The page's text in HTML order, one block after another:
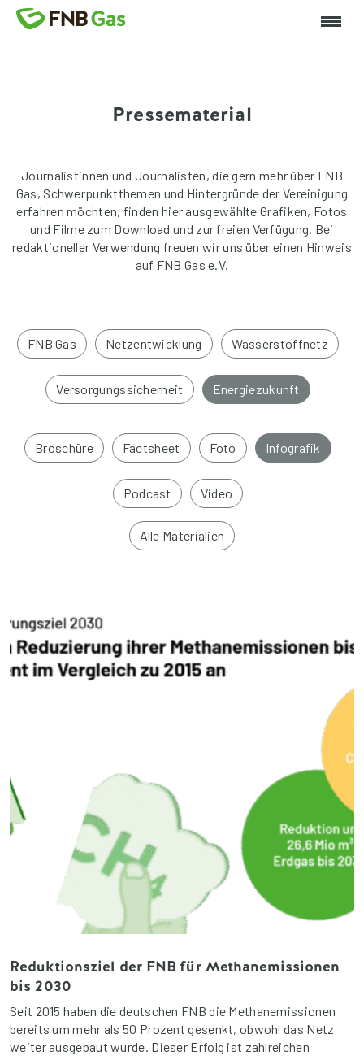
Pressematerial
Journalistinnen und Journalisten, die gern mehr über FNB
Gas, Schwerpunktthemen und Hintergründe der Vereinigung
erfahren möchten, finden hier ausgewählte Grafiken, Fotos
und Filme zum Download und zur freien Verfügung. Bei
redaktioneller Verwendung freuen wir uns über einen Hinweis
auf FNB Gas e.V.
Energiezukunft
FNB Gas Netzentwicklung
Versorgungssicherheit
Wasserstoffnetz
Broschüre Factsheet Foto Infografik
Podcast Video
Alle Materialien
Reduktionsziel der FNB für Methanemissionen
bis 2030
Seit 2015 haben die deutschen FNB die Methanemissionen
bereits um mehr als 50 Prozent gesenkt, obwohl das Netz
weiter ausgebaut wurde. Dieser Erfolg ist zahlreichen